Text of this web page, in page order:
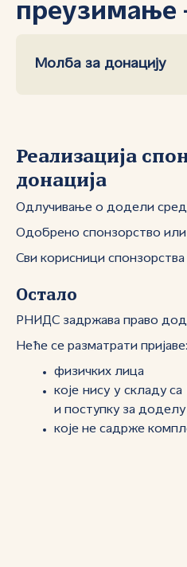
преузимање
Молба за донацију
Реализација
донација
Одлучивање о додели
Одобрено спонзорство или
Сви корисници
Остало
РНИДС задржава право
Неће се разматрати пријаве:
физичких лица
које нису у складу
и поступку за
које не садрже